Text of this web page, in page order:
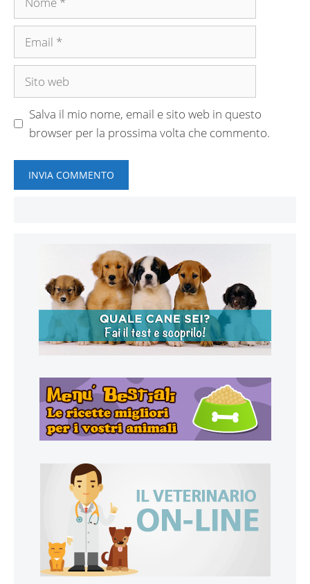
Email
Sito
Salva il mio nome, email e sito web in questo
browser per la prossima volta che commento.